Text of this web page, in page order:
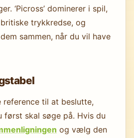
‘Picross’ dominerer i spil,
britiske trykkredse, og
dem sammen, når du vil have
reference til at beslutte,
først skal søge på. Hvis du
og vælg den